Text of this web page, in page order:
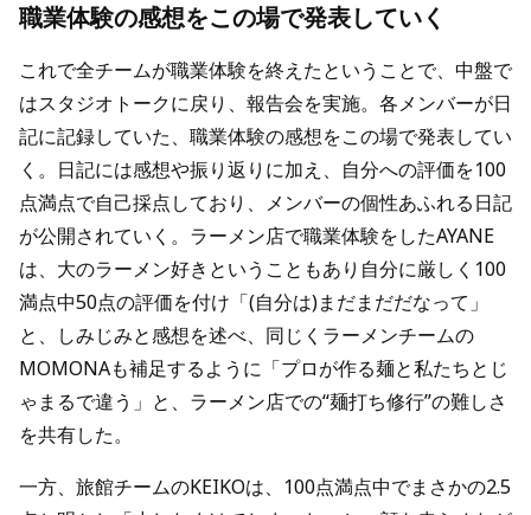
職業体験の感想をこの場で発表していく
これで全チームが職業体験を終えたということで、中盤で
はスタジオトークに戻り、報告会を実施。各メンバーが日
記に記録していた、職業体験の感想をこの場で発表してい
く。日記には感想や振り返りに加え、自分への評価を100
点満点で自己採点しており、メンバーの個性あふれる日記
が公開されていく。ラーメン店で職業体験をしたAYANE
は、大のラーメン好きということもあり自分に厳しく100
満点中50点の評価を付け「(自分は)まだまだだなって」
と、しみじみと感想を述べ、同じくラーメンチームの
MOMONAも補足するように「プロが作る麺と私たちとじ
ゃまるで違う」と、ラーメン店での“麺打ち修行”の難しさ
を共有した。
一方、旅館チームのKEIKOは、100点満点中でまさかの2.5